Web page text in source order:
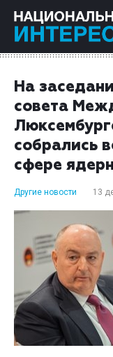
На
совета
собрались
сфере
Другие новости 13